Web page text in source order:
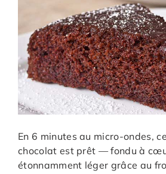
En 6 minutes au micro-ondes,
chocolat est prêt — fondu à
étonnamment léger grâce au